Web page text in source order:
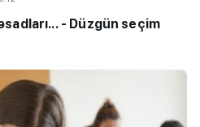
- Düzgün seçim